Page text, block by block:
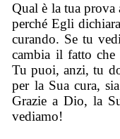
Qual è la tua prova
perché Egli
curando. Se tu
cambia il fatto che
Tu puoi, anzi, tu
per la Sua cura,
Grazie a Dio, la
vediamo!